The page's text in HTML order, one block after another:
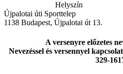
Helyszín
Újpalotai úti Sporttelep
1138 Budapest, Újpalotai út 13.
A versenyre előzetes
Nevezéssel és versennyel
329-